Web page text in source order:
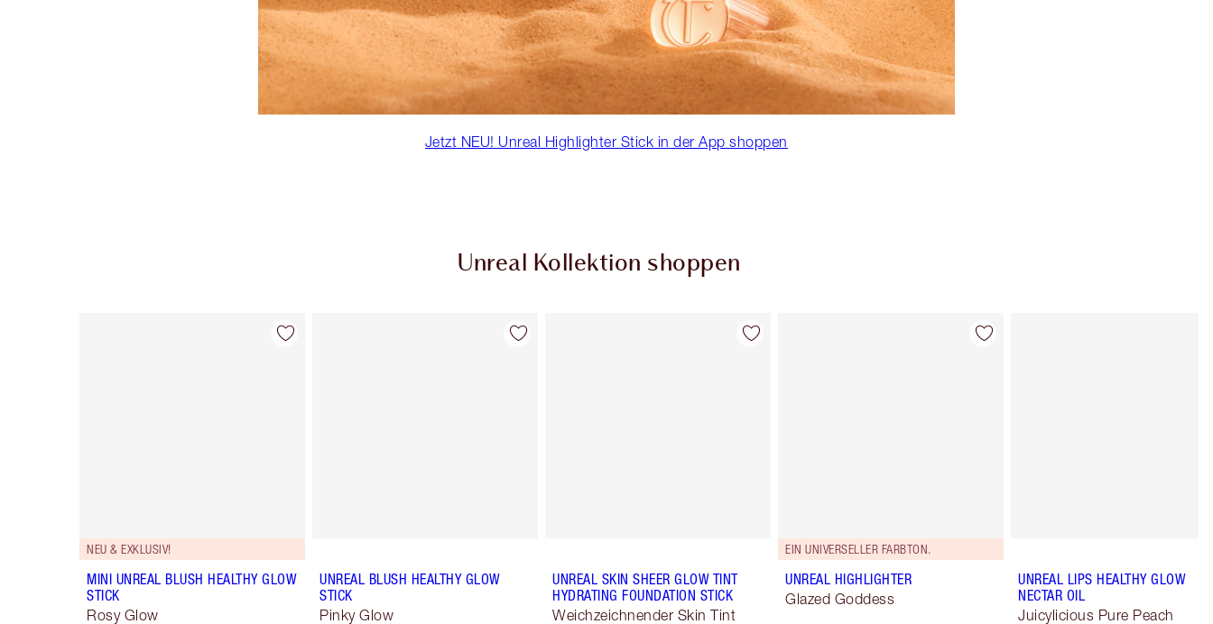
Jetzt NEU! Unreal Highlighter Stick in der App shoppen
Unreal Kollektion shoppen
Artikel 1 von 36
NEU & EXKLUSIV!
MINI UNREAL BLUSH HEALTHY GLOW
STICK
Rosy Glow
Artikel 2 von 36
UNREAL BLUSH HEALTHY GLOW
STICK
Pinky Glow
Artikel 3 von 36
UNREAL SKIN SHEER GLOW TINT
HYDRATING FOUNDATION STICK
Weichzeichnender Skin Tint
Artikel 4 von 36
EIN UNIVERSELLER FARBTON.
UNREAL HIGHLIGHTER
Glazed Goddess
UNREAL LIPS HEALTHY GLOW
NECTAR OIL
Juicylicious Pure Peach